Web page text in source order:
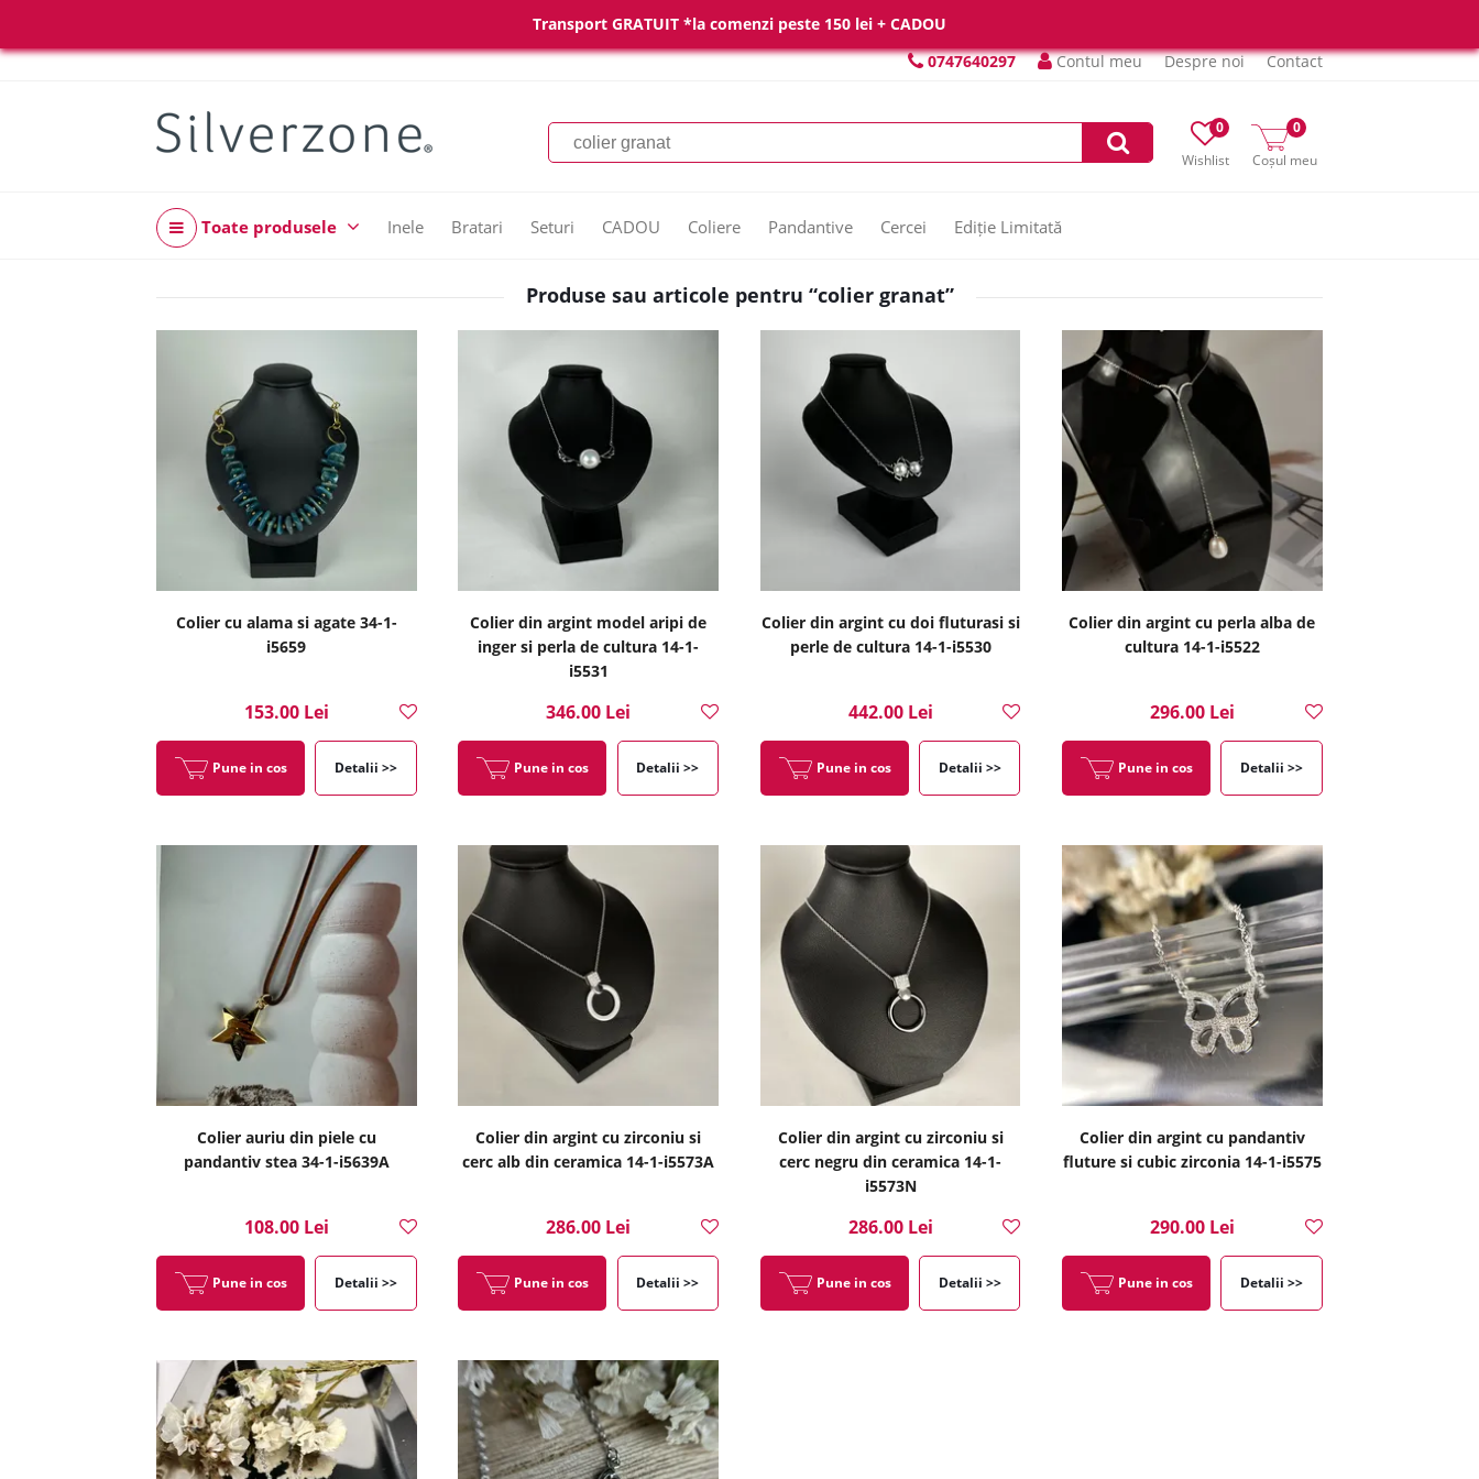
Transport GRATUIT *la comenzi peste 150 lei + CADOU
0747640297
Contul meu Despre noi Contact
Wishlist
0
Coșul meu
0
Toate produsele Inele Bratari Seturi CADOU Coliere Pandantive Cercei Ediție Limitată
Produse sau articole pentru “colier granat”
Colier cu alama si agate 34-1-
i5659
153.00 Lei
Pune in cos Detalii >>
Colier din argint model aripi de
inger si perla de cultura 14-1-
i5531
346.00 Lei
Pune in cos Detalii >>
Colier din argint cu doi fluturasi si
perle de cultura 14-1-i5530
442.00 Lei
Pune in cos Detalii >>
Colier din argint cu perla alba de
cultura 14-1-i5522
296.00 Lei
Pune in cos Detalii >>
Colier auriu din piele cu
pandantiv stea 34-1-i5639A
108.00 Lei
Pune in cos Detalii >>
Colier din argint cu zirconiu si
cerc alb din ceramica 14-1-i5573A
286.00 Lei
Pune in cos Detalii >>
Colier din argint cu zirconiu si
cerc negru din ceramica 14-1-
i5573N
286.00 Lei
Pune in cos Detalii >>
Colier din argint cu pandantiv
fluture si cubic zirconia 14-1-i5575
290.00 Lei
Pune in cos Detalii >>